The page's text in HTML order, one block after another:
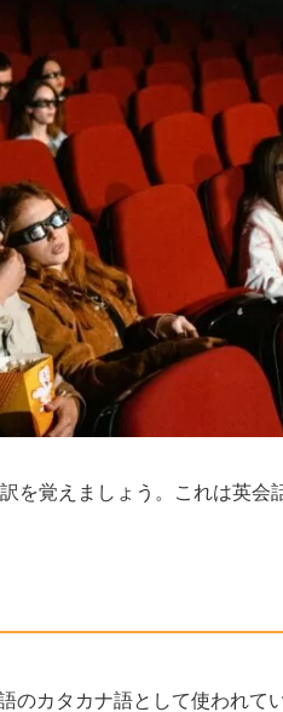
を覚えましょう。これは英会
のカタカナ語として使われて